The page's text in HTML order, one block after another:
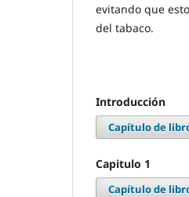
evitando que
del tabaco.
Introducción
Capítulo de
Capitulo 1
Capítulo de